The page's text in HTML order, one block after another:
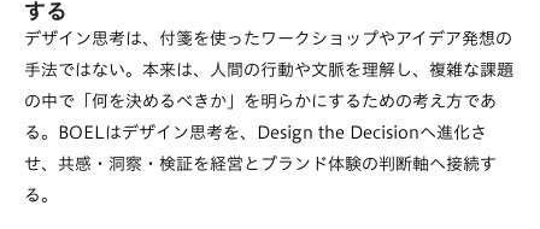
する
デザイン思考は、付箋を使ったワークショップやアイデア発想の
手法ではない。本来は、人間の行動や文脈を理解し、複雑な課題
の中で「何を決めるべきか」を明らかにするための考え方であ
る。BOELはデザイン思考を、Design the Decisionへ進化さ
せ、共感・洞察・検証を経営とブランド体験の判断軸へ接続す
る。